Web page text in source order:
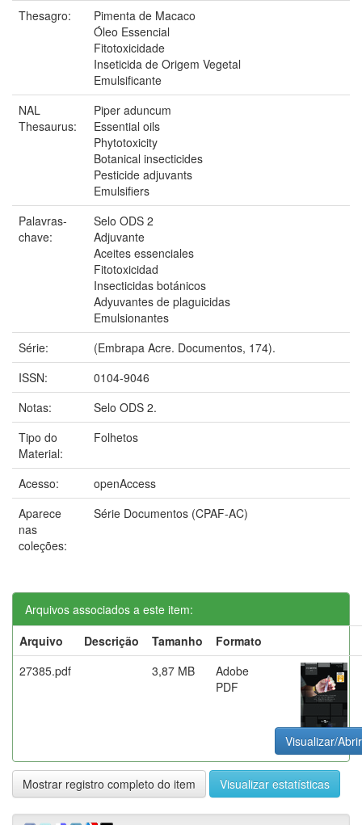
Thesagro:
Pimenta de Macaco
Óleo Essencial
Fitotoxicidade
Inseticida de Origem Vegetal
Emulsificante
NAL
Thesaurus:
Piper aduncum
Essential oils
Phytotoxicity
Botanical insecticides
Pesticide adjuvants
Emulsifiers
Palavras-
chave:
Selo ODS 2
Adjuvante
Aceites essenciales
Fitotoxicidad
Insecticidas botánicos
Adyuvantes de plaguicidas
Emulsionantes
Série:
(Embrapa Acre. Documentos, 174).
ISSN:
0104-9046
Notas:
Selo ODS 2.
Tipo do
Material:
Folhetos
Acesso:
openAccess
Aparece
nas
coleções:
Série Documentos (CPAF-AC)
Arquivos associados a este item:
Arquivo
Descrição Tamanho
Formato
27385.pdf
3,87 MB
Adobe
PDF
Visualizar/Abrir
Mostrar registro completo do item Visualizar estatísticas